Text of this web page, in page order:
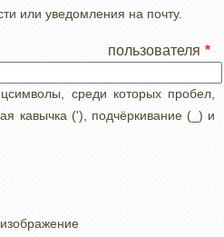
или уведомления на почту.
среди которых пробел,
кавычка ('), подчёркивание (_) и